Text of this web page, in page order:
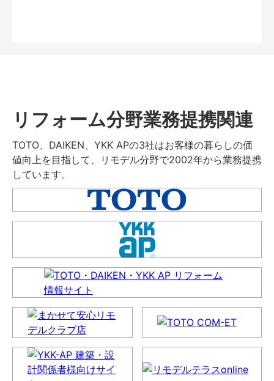
リフォーム分野業務提携関連
TOTO、DAIKEN、YKK APの3社はお客様の暮らしの価
値向上を目指して、リモデル分野で2002年から業務提携
しています。